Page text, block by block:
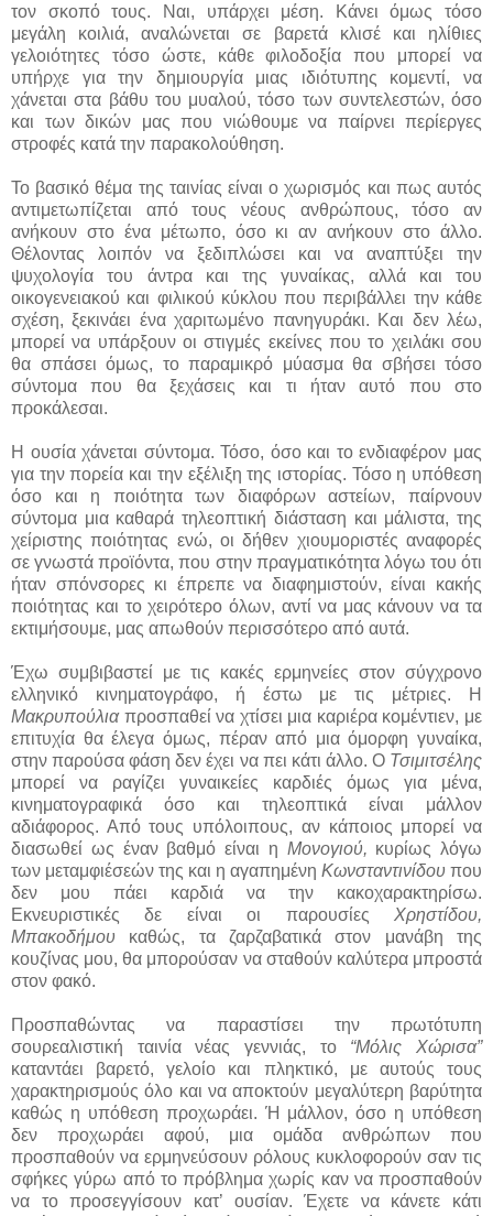
τον σκοπό τους. Ναι, υπάρχει μέση. Κάνει όμως τόσο
μεγάλη κοιλιά, αναλώνεται σε βαρετά κλισέ και ηλίθιες
γελοιότητες τόσο ώστε, κάθε φιλοδοξία που μπορεί να
υπήρχε για την δημιουργία μιας ιδιότυπης κομεντί, να
χάνεται στα βάθυ του μυαλού, τόσο των συντελεστών, όσο
και των δικών μας που νιώθουμε να παίρνει περίεργες
στροφές κατά την παρακολούθηση.
Το βασικό θέμα της ταινίας είναι ο χωρισμός και πως αυτός
αντιμετωπίζεται από τους νέους ανθρώπους, τόσο αν
ανήκουν στο ένα μέτωπο, όσο κι αν ανήκουν στο άλλο.
Θέλοντας λοιπόν να ξεδιπλώσει και να αναπτύξει την
ψυχολογία του άντρα και της γυναίκας, αλλά και του
οικογενειακού και φιλικού κύκλου που περιβάλλει την κάθε
σχέση, ξεκινάει ένα χαριτωμένο πανηγυράκι. Και δεν λέω,
μπορεί να υπάρξουν οι στιγμές εκείνες που το χειλάκι σου
θα σπάσει όμως, το παραμικρό μύασμα θα σβήσει τόσο
σύντομα που θα ξεχάσεις και τι ήταν αυτό που στο
προκάλεσαι.
Η ουσία χάνεται σύντομα. Τόσο, όσο και το ενδιαφέρον μας
για την πορεία και την εξέλιξη της ιστορίας. Τόσο η υπόθεση
όσο και η ποιότητα των διαφόρων αστείων, παίρνουν
σύντομα μια καθαρά τηλεοπτική διάσταση και μάλιστα, της
χείριστης ποιότητας ενώ, οι δήθεν χιουμοριστές αναφορές
σε γνωστά προϊόντα, που στην πραγματικότητα λόγω του ότι
ήταν σπόνσορες κι έπρεπε να διαφημιστούν, είναι κακής
ποιότητας και το χειρότερο όλων, αντί να μας κάνουν να τα
εκτιμήσουμε, μας απωθούν περισσότερο από αυτά.
Έχω συμβιβαστεί με τις κακές ερμηνείες στον σύγχρονο
ελληνικό κινηματογράφο, ή έστω με τις μέτριες. Η
Μακρυπούλιαπροσπαθεί να χτίσει μια καριέρα κομέντιεν, με
επιτυχία θα έλεγα όμως, πέραν από μια όμορφη γυναίκα,
στην παρούσα φάση δεν έχει να πει κάτι άλλο. Ο Τσιμιτσέλης
μπορεί να ραγίζει γυναικείες καρδιές όμως για μένα,
κινηματογραφικά όσο και τηλεοπτικά είναι μάλλον
αδιάφορος. Από τους υπόλοιπους, αν κάποιος μπορεί να
διασωθεί ως έναν βαθμό είναι η Μονογιού, κυρίως λόγω
των μεταμφιέσεών της και η αγαπημένη Κωνσταντινίδου που
δεν μου πάει καρδιά να την κακοχαρακτηρίσω.
Εκνευριστικές δε είναι οι παρουσίες Χρηστίδου,
Μπακοδήμου καθώς, τα ζαρζαβατικά στον μανάβη της
κουζίνας μου, θα μπορούσαν να σταθούν καλύτερα μπροστά
στον φακό.
Προσπαθώντας να παραστίσει την πρωτότυπη
σουρεαλιστική ταινία νέας γεννιάς, το “Μόλις Χώρισα”
καταντάει βαρετό, γελοίο και πληκτικό, με αυτούς τους
χαρακτηρισμούς όλο και να αποκτούν μεγαλύτερη βαρύτητα
καθώς η υπόθεση προχωράει. Ή μάλλον, όσο η υπόθεση
δεν προχωράει αφού, μια ομάδα ανθρώπων που
προσπαθούν να ερμηνεύσουν ρόλους κυκλοφορούν σαν τις
σφήκες γύρω από το πρόβλημα χωρίς καν να προσπαθούν
να το προσεγγίσουν κατ’ ουσίαν. Έχετε να κάνετε κάτι